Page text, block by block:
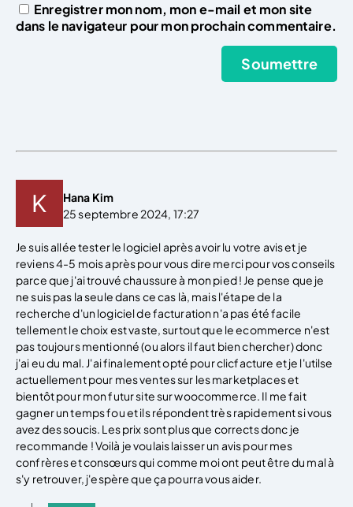
Enregistrer mon nom, mon e-mail et mon site
dans le navigateur pour mon prochain commentaire.
Hana Kim
25 septembre 2024, 17:27
Je suis allée tester le logiciel après avoir lu votre avis et je
reviens 4-5 mois après pour vous dire merci pour vos conseils
parce que j'ai trouvé chaussure à mon pied ! Je pense que je
ne suis pas la seule dans ce cas là, mais l'étape de la
recherche d'un logiciel de facturation n'a pas été facile
tellement le choix est vaste, surtout que le ecommerce n'est
pas toujours mentionné (ou alors il faut bien chercher) donc
j'ai eu du mal. J'ai finalement opté pour clicfacture et je l'utilse
actuellement pour mes ventes sur les marketplaces et
bientôt pour mon futur site sur woocommerce. Il me fait
gagner un temps fou et ils répondent très rapidement si vous
avez des soucis. Les prix sont plus que corrects donc je
recommande ! Voilà je voulais laisser un avis pour mes
confrères et consœurs qui comme moi ont peut être du mal à
s'y retrouver, j'espère que ça pourra vous aider.